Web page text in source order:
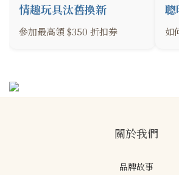
情趣玩具汰舊換新
參加最高領 $350 折扣券
聰
如
關於我們
品牌故事